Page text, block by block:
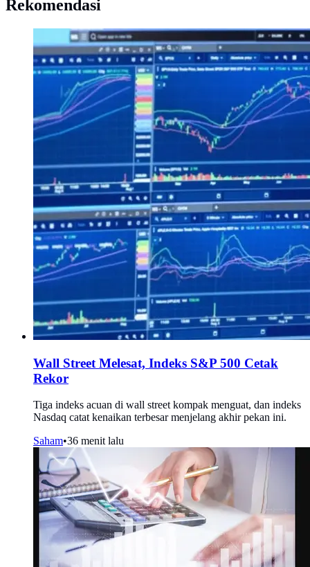
Rekomendasi
Wall Street Melesat, Indeks S&P 500 Cetak
Rekor
Tiga indeks acuan di wall street kompak menguat, dan indeks
Nasdaq catat kenaikan terbesar menjelang akhir pekan ini.
Saham•36 menit lalu